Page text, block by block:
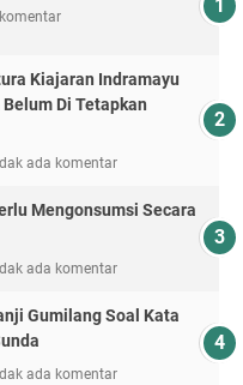
Kiajaran Indramayu
Di Tetapkan
ada komentar
Mengonsumsi Secara
ada komentar
Gumilang Soal Kata
ada komentar